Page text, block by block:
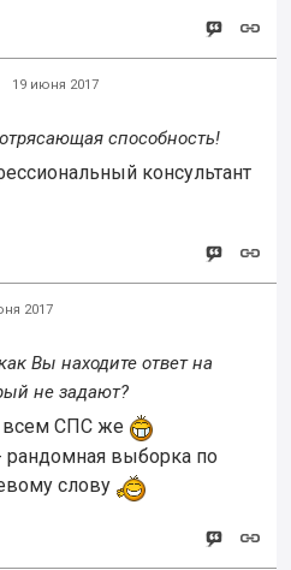
19 июня 2017
способность!
консультант
2017
Вы находите ответ на
не задают?
всем СПС же
рандомная выборка по
слову